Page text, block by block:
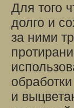
Для того
долго и
за ними
и